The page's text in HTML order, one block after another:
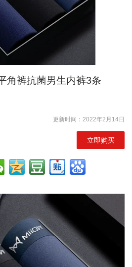
角裤抗菌男生内裤3条
更新时间：2022年2月14日
立即购买